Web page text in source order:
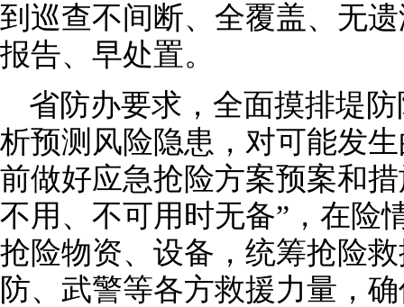
到巡查不间断、全覆盖、无
报告、早处置。
省防办要求，全面摸排堤
析预测风险隐患，对可能发
前做好应急抢险方案预案和
不用、不可用时无备”，在险
抢险物资、设备，统筹抢险
防、武警等各方救援力量，